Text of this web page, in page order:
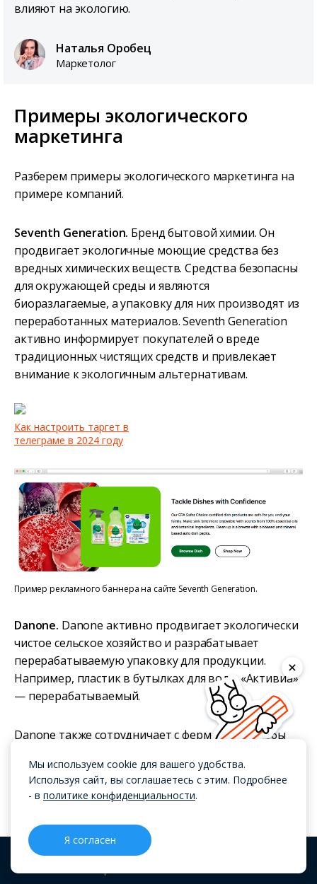
влияют на экологию.
Наталья Оробец
Маркетолог
Примеры экологического
маркетинга
Разберем примеры экологического маркетинга на
примере компаний.
Seventh Generation. Бренд бытовой химии. Он
продвигает экологичные моющие средства без
вредных химических веществ. Средства безопасны
для окружающей среды и являются
биоразлагаемые, а упаковку для них производят из
переработанных материалов. Seventh Generation
активно информирует покупателей о вреде
традиционных чистящих средств и привлекает
внимание к экологичным альтернативам.
Как настроить таргет в
телеграме в 2024 году
Пример рекламного баннера на сайте Seventh Generation.
Danone. Danone активно продвигает экологически
чистое сельское хозяйство и разрабатывает
перерабатываемую упаковку для продукции.
Например, пластик в бутылках для воды «Активиа»
— перерабатываемый.
Danone также сотрудничает с фермерами, чтобы
развития и сократить выбросы CO2. Эти
инициативы укрепляют репутацию Danone как
«зеленой» компании.
The Body Shop.The Body Shop выпускает косметику
ингредиентах. Компания не тестирует продукцию
Мы используем cookie для вашего удобства.
Используя сайт, вы соглашаетесь с этим. Подробнее
- в политике конфиденциальности.
Я согласен